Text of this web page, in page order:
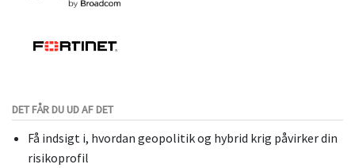
DET FÅR DU UD AF DET
Få indsigt i, hvordan geopolitik og hybrid krig påvirker din
risikoprofil